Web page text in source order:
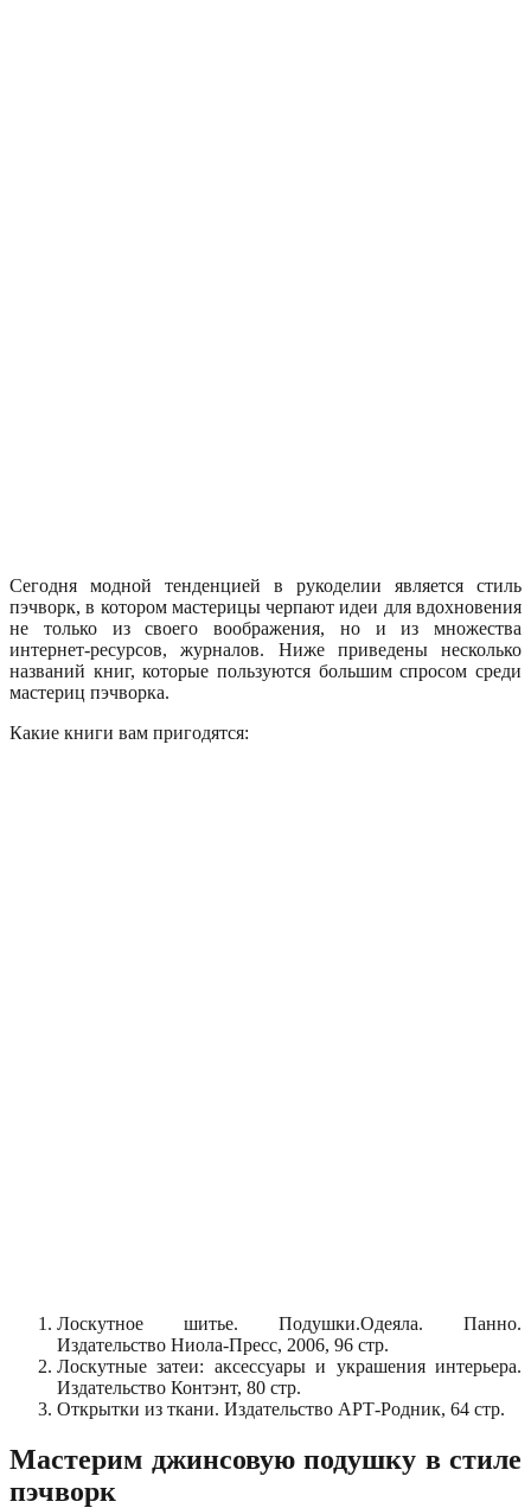
Сегодня модной тенденцией в рукоделии является стиль
пэчворк, в котором мастерицы черпают идеи для вдохновения
не только из своего воображения, но и из множества
интернет-ресурсов, журналов. Ниже приведены несколько
названий книг, которые пользуются большим спросом среди
мастериц пэчворка.
Какие книги вам пригодятся:
Лоскутное шитье. Подушки.Одеяла. Панно.
Издательство Ниола-Пресс, 2006, 96 стр.
Лоскутные затеи: аксессуары и украшения интерьера.
Издательство Контэнт, 80 стр.
Открытки из ткани. Издательство АРТ-Родник, 64 стр.
Мастерим джинсовую подушку в стиле
пэчворк